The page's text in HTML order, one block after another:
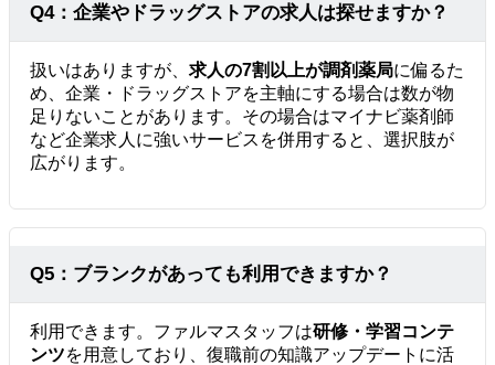
Q4：企業やドラッグストアの求人は探せますか？
扱いはありますが、 求人の7割以上が調剤薬局に偏るた
め、企業・ドラッグストアを主軸にする場合は数が物
足りないことがあります。その場合はマイナビ薬剤師
など企業求人に強いサービスを併用すると、選択肢が
広がります。
Q5：ブランクがあっても利用できますか？
利用できます。ファルマスタッフは研修・学習コンテ
ンツを用意しており、復職前の知識アップデートに活